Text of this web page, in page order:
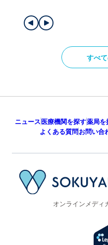
すべ
ニュース医療機関を探す薬局を
よくある質問お問い合
オンラインメディ